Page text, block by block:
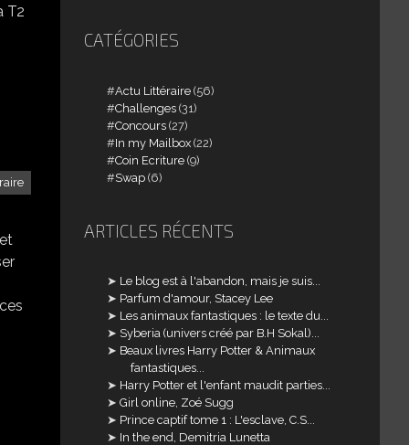
T2
CATÉGORIES
Actu Littéraire (56)
Challenges (31)
Concours (27)
In my Mailbox (22)
Coin Ecriture (9)
Swap (6)
ARTICLES RÉCENTS
Le blog est à l'abandon, mais je suis...
Parfum d'amour, Stacey Lee
Les animaux fantastiques : le texte du...
Syberia (univers créé par B.H Sokal)...
Beaux livres Harry Potter & Animaux
fantastiques...
Harry Potter et l'enfant maudit parties...
Girl online, Zoé Sugg
Prince captif tome 1 : L'esclave, C.S...
In the end, Demitria Lunetta